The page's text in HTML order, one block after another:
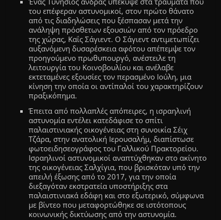
του επέφεραν αστυνομικοί, στον πρώτο θάνατο
από τις διαδηλώσεις που ξέσπασαν μετά την
ανάληψη πρόσθετων εξουσιών από τον πρόεδρο
της χώρας, Καΐς Σάγιεντ. Ο Σάγιεντ αντιμετωπίζει
αυξανόμενη δυσαρέσκεια αφότου απέπεμψε τον
προηγούμενο πρωθυπουργό, ανέστειλε τη
λειτουργία του Κοινοβουλίου και ανέλαβε
εκτεταμένες εξουσίες τον περασμένο Ιούλη, μια
κίνηση την οποία οι αντίπαλοί του χαρακτηρίζουν
πραξικόπημα.
Έπειτα από πολλαπλές απόπειρες, η ισραηλινή
αστυνομία εντέλει κατεδάφισε το σπίτι
παλαιστινιακής οικογένειας στη συνοικία Σέιχ
Τζάρα, στην ανατολική Ιερουσαλήμ, διαπίστωσε
φωτοειδησεογράφος του Γαλλικού Πρακτορείου.
Ισραηλινοί αστυνομικοί αναπτύχθηκαν στο ακίνητο
της οικογένειας Σαλχίγια, που βρισκόταν υπό την
απειλή έξωσης από το 2017, για την οποία
διεξαγόταν εκστρατεία υποστήριξης στα
παλαιστινιακά εδάφη και στο εξωτερικό, σύμφωνα
με βίντεο που μεταφορτώθηκε σε ιστότοπους
κοινωνικής δικτύωσης από την αστυνομία.